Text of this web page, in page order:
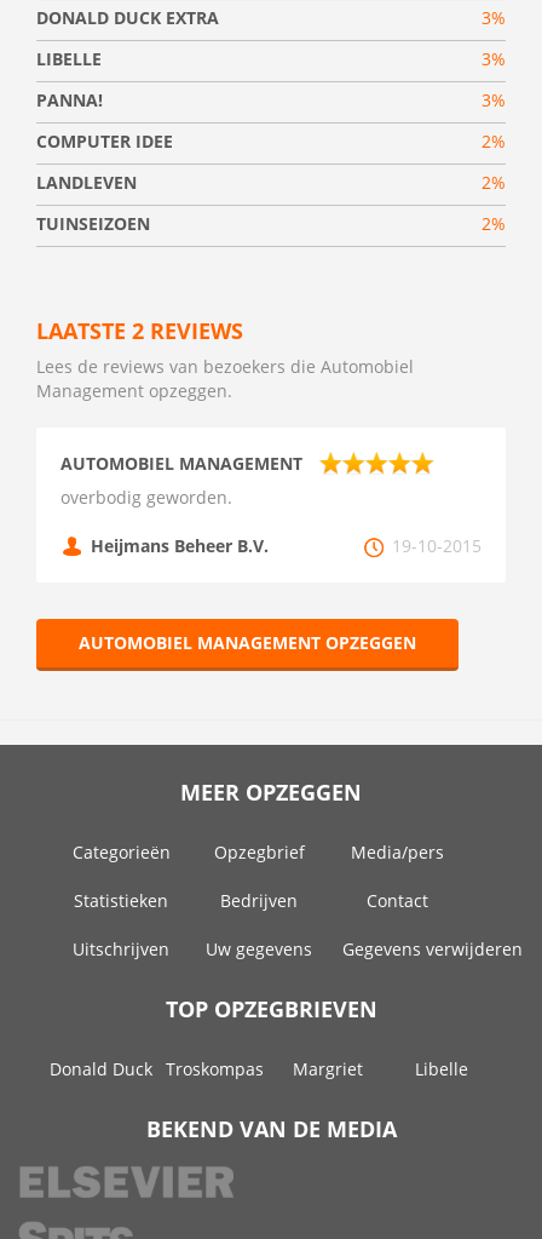
DONALD DUCK EXTRA
3%
LIBELLE
3%
PANNA!
3%
COMPUTER IDEE
2%
LANDLEVEN
2%
TUINSEIZOEN
2%
LAATSTE 2 REVIEWS
Lees de reviews van bezoekers die Automobiel
Management opzeggen.
AUTOMOBIEL MANAGEMENT
overbodig geworden.
Heijmans Beheer B.V. 19-10-2015
AUTOMOBIEL MANAGEMENT OPZEGGEN
MEER OPZEGGEN
Categorieën Opzegbrief Media/pers
Statistieken Bedrijven Contact
Uitschrijven Uw gegevens Gegevens verwijderen
TOP OPZEGBRIEVEN
Donald Duck Troskompas Margriet Libelle
BEKEND VAN DE MEDIA